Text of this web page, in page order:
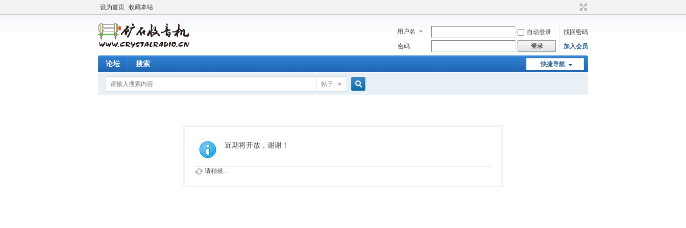
设为首页 收藏本站
用户名 自动登录
找回密码
密码
登录 加入会员
快捷导航
论坛 搜索
帖子
近期将开放，谢谢！
请稍候...